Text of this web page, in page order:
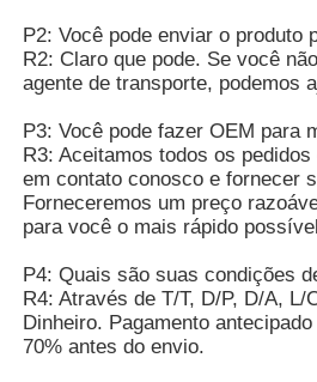
P2: Você pode enviar o produto
R2: Claro que pode. Se você
agente de transporte, podemos
P3: Você pode fazer OEM para
R3: Aceitamos todos os
em contato conosco e fornecer
Forneceremos um preço
para você o mais rápido
P4: Quais são suas condições
R4: Através de T/T, D/P, D/A, L/
Dinheiro. Pagamento
70% antes do envio.